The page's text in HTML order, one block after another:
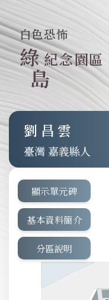
白色恐怖
綠
島
紀念園區
劉昌雲
臺灣 嘉義縣人
顯示單元碑
基本資料簡介
分區說明